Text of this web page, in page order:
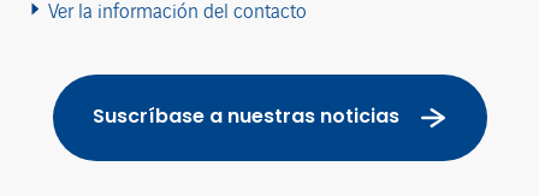
Ver la información del contacto
Suscríbase a nuestras noticias